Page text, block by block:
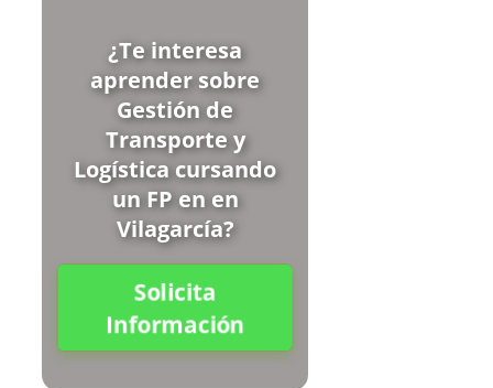
¿Te interesa
aprender sobre
Gestión de
Transporte y
Logística cursando
un FP en en
Vilagarcía?
Solicita
Información